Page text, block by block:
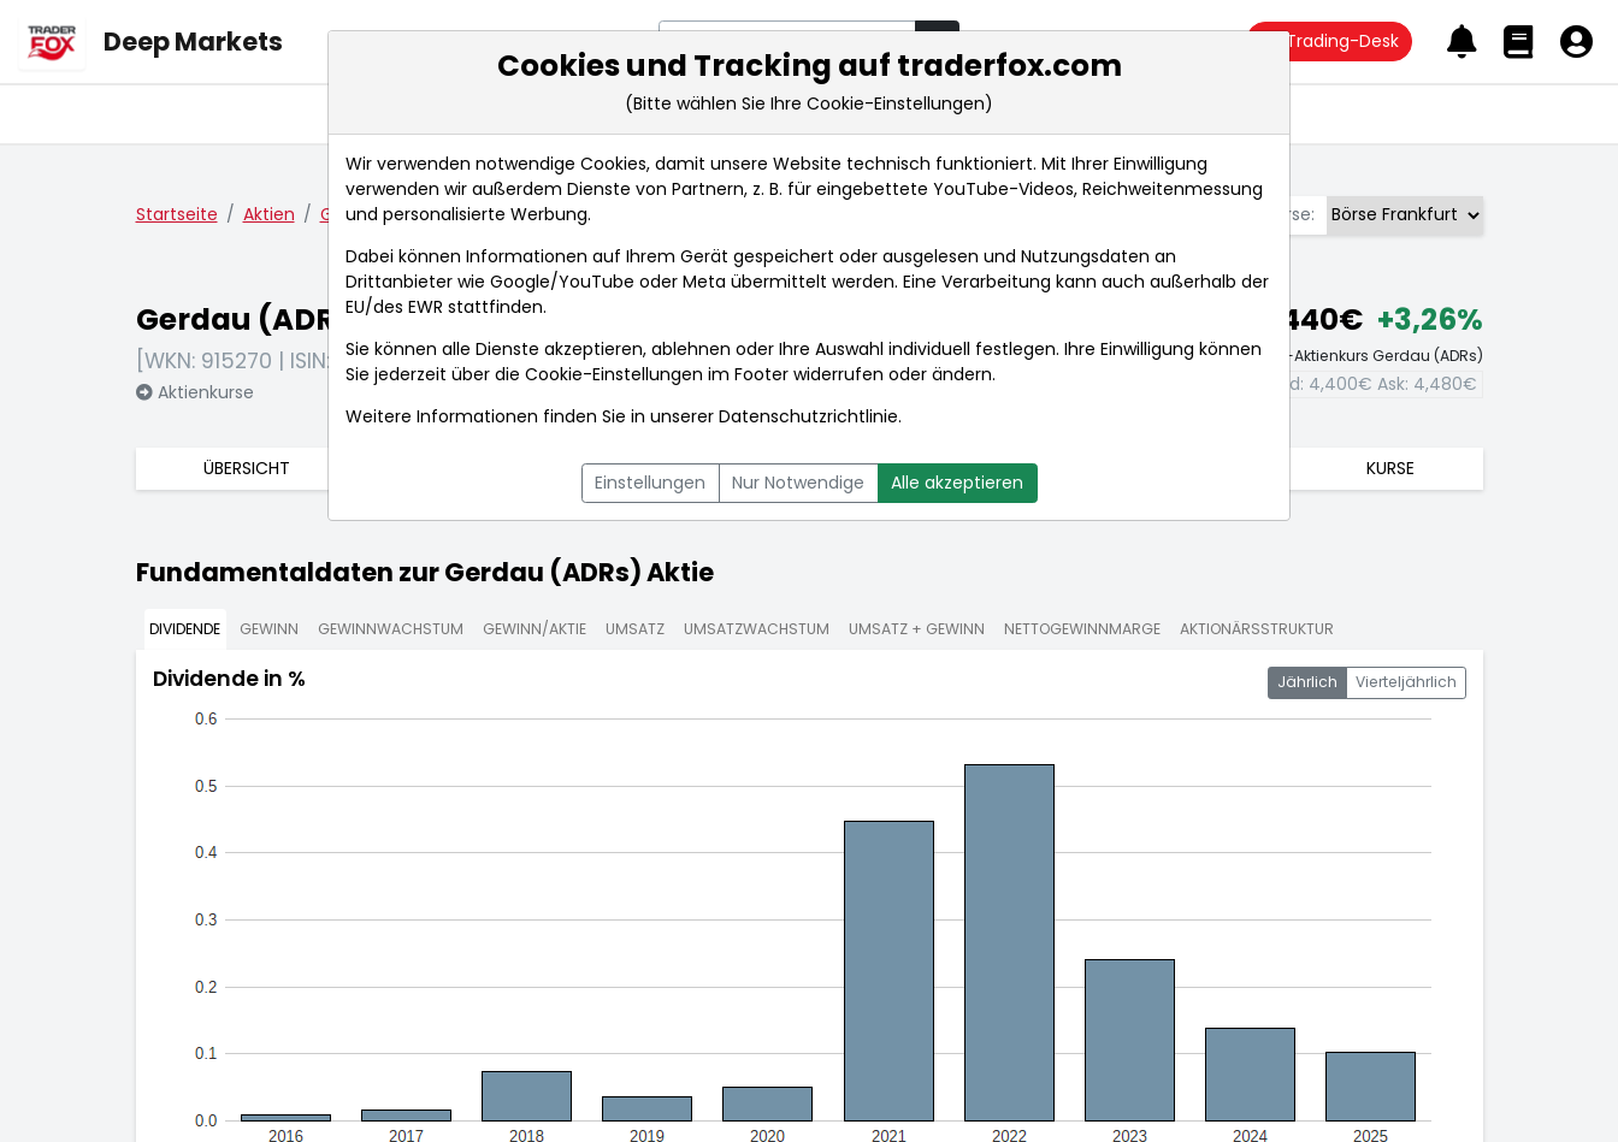
Deep Markets Trading-Desk
Markt-Analysen Market Tools Realtimekurse Nachrichten
Startseite Aktien Gerdau (ADRs) Fundamentaldaten Börse:
Gerdau (ADRs)
[WKN: 915270 | ISIN: US3737371050]
Aktienkurse
4,440€ +3,26%
Echtzeit-Aktienkurs Gerdau (ADRs)
Bid: 4,400€ Ask: 4,480€
ÜBERSICHT NACHRICHTEN CHARTTOOL KURSE
Fundamentaldaten zur Gerdau (ADRs) Aktie
DIVIDENDE GEWINN GEWINNWACHSTUM GEWINN/AKTIE UMSATZ UMSATZWACHSTUM UMSATZ + GEWINN NETTOGEWINNMARGE AKTIONÄRSSTRUKTUR
Dividende in % Jährlich Vierteljährlich
Cookies und Tracking auf traderfox.com
(Bitte wählen Sie Ihre Cookie-Einstellungen)
Wir verwenden notwendige Cookies, damit unsere Website technisch funktioniert. Mit Ihrer Einwilligung
verwenden wir außerdem Dienste von Partnern, z. B. für eingebettete YouTube-Videos, Reichweitenmessung
und personalisierte Werbung.
Dabei können Informationen auf Ihrem Gerät gespeichert oder ausgelesen und Nutzungsdaten an
Drittanbieter wie Google/YouTube oder Meta übermittelt werden. Eine Verarbeitung kann auch außerhalb der
EU/des EWR stattfinden.
Sie können alle Dienste akzeptieren, ablehnen oder Ihre Auswahl individuell festlegen. Ihre Einwilligung können
Sie jederzeit über die Cookie-Einstellungen im Footer widerrufen oder ändern.
Weitere Informationen finden Sie in unserer Datenschutzrichtlinie.
Einstellungen Nur Notwendige Alle akzeptieren